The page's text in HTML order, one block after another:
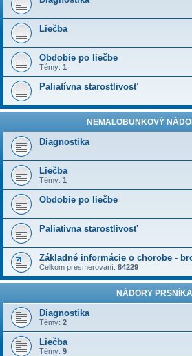
Liečba
Obdobie po liečbe
Témy: 1
Paliatívna starostlivosť
NEMALOBUNKOVÝ
Diagnostika
Liečba
Témy: 1
Obdobie po liečbe
Paliativna starostlivosť
Základné informácie o chorobe -
Celkom presmerovaní: 84229
NÁDORY PRSNÍKA
Diagnostika
Témy: 2
Liečba
Témy: 9